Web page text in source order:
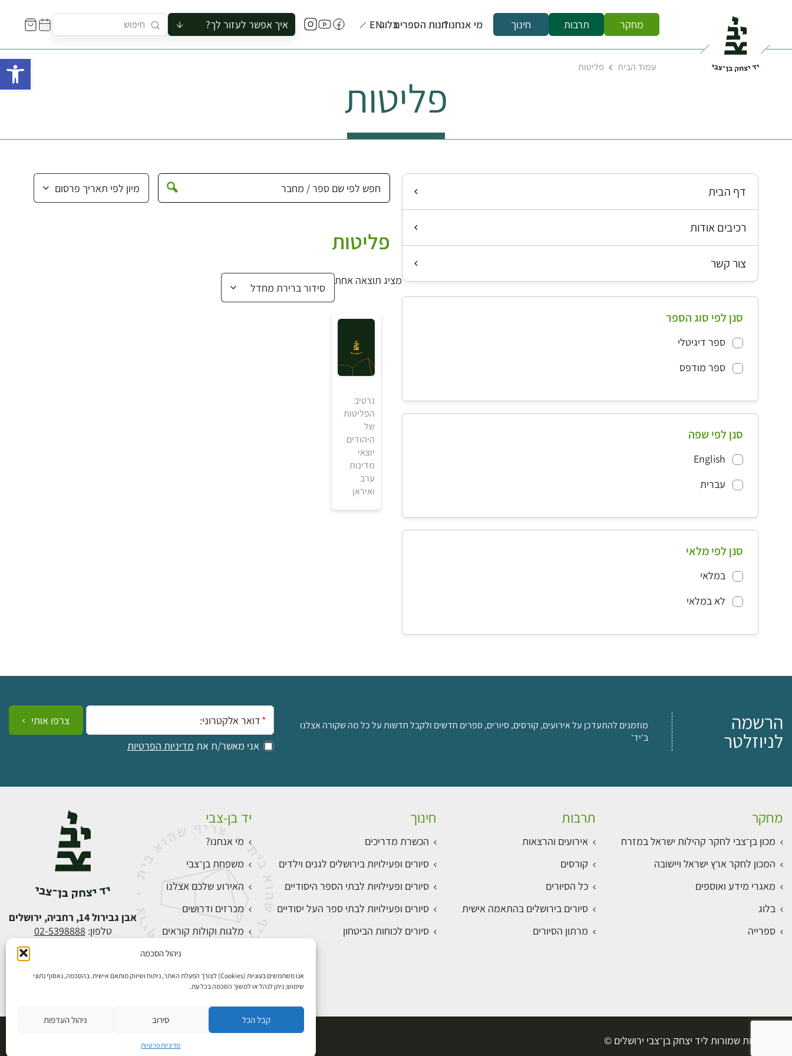
ניהול הסכמה
אנו משתמשים בעוגיות (Cookies) לצורך הפעלת האתר, ניתוח ושיווק מותאם אישית. בהסכמה, נאסוף נתוני
שימוש; ניתן לנהל או למשוך הסכמה בכל עת.
קבל הכל סירוב ניהול העדפות
מדיניות פרטיות
מחקר תרבות חינוך מי אנחנו?חנות הספריםבלוגEN איך אפשר לעזור לך?
להזמין סיור לקבוצה
לתאם ביקור בצריף
עמוד הבית פליטות
פליטות
דף הבית
רכיבים אודות
צור קשר
סנן לפי סוג הספר
ספר דיגיטלי
ספר מודפס
סנן לפי שפה
English
עברית
סנן לפי מלאי
במלאי
לא במלאי
פליטות
מציג תוצאה אחת
₪
נרטיב
הפליטות
של
היהודים
יוצאי
מדינות
ערב
ואיראן
הרשמה
לניוזלטר
מוזמנים להתעדכן על אירועים, קורסים, סיורים, ספרים חדשים ולקבל חדשות על כל מה שקורה אצלנו
ב'יד'
אימייל:
אני מאשר/ת את מדיניות הפרטיות
צרפו אותי
מחקר
מכון בן־צבי לחקר קהילות ישראל במזרח
המכון לחקר ארץ ישראל ויישובה
מאגרי מידע ואוספים
בלוג
ספרייה
תרבות
אירועים והרצאות
קורסים
כל הסיורים
סיורים בירושלים בהתאמה אישית
מרתון הסיורים
חינוך
הכשרת מדריכים
סיורים ופעילויות בירושלים לגנים וילדים
סיורים ופעילויות לבתי הספר היסודיים
סיורים ופעילויות לבתי ספר העל יסודיים
סיורים לכוחות הביטחון
יד בן-צבי
מי אנחנו?
משפחת בן־צבי
האירוע שלכם אצלנו
מכרזים ודרושים
מלגות וקולות קוראים
התחברות
אבן גבירול 14, רחביה, ירושלים
טלפון: 02-5398888
כל הזכויות שמורות ליד יצחק בן־צבי ירושלים ©